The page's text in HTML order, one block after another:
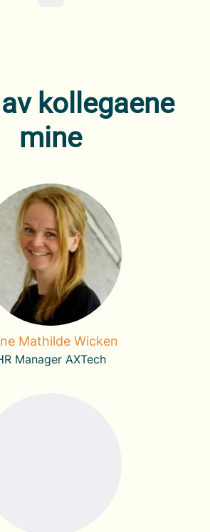
kollegaene
mine
Mathilde Wicken
Manager AXTech